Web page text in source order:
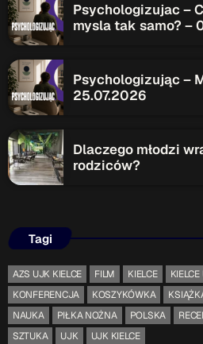
Psychologizujac –
mysla tak samo? –
Psychologizując –
25.07.2026
Dlaczego młodzi
rodziców?
Tagi
AZS UJK KIELCE FILM KIELCE
KONFERENCJA
KOSZYKÓWKA
NAUKA
PIŁKA NOŻNA POLSKA
SZTUKA
UJK
UJK KIELCE